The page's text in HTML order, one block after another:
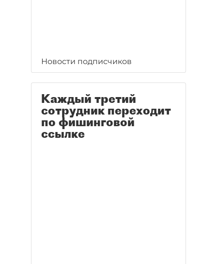
Новости подписчиков
Каждый третий
сотрудник переходит
по фишинговой
ссылке